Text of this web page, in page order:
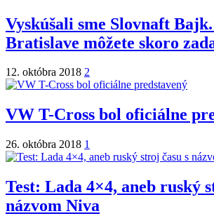
Vyskúšali sme Slovnaft
Bratislave môžete skoro
12. októbra 2018 2
VW T-Cross bol oficiálne
26. októbra 2018 1
Test: Lada 4×4, aneb ruský
názvom Niva